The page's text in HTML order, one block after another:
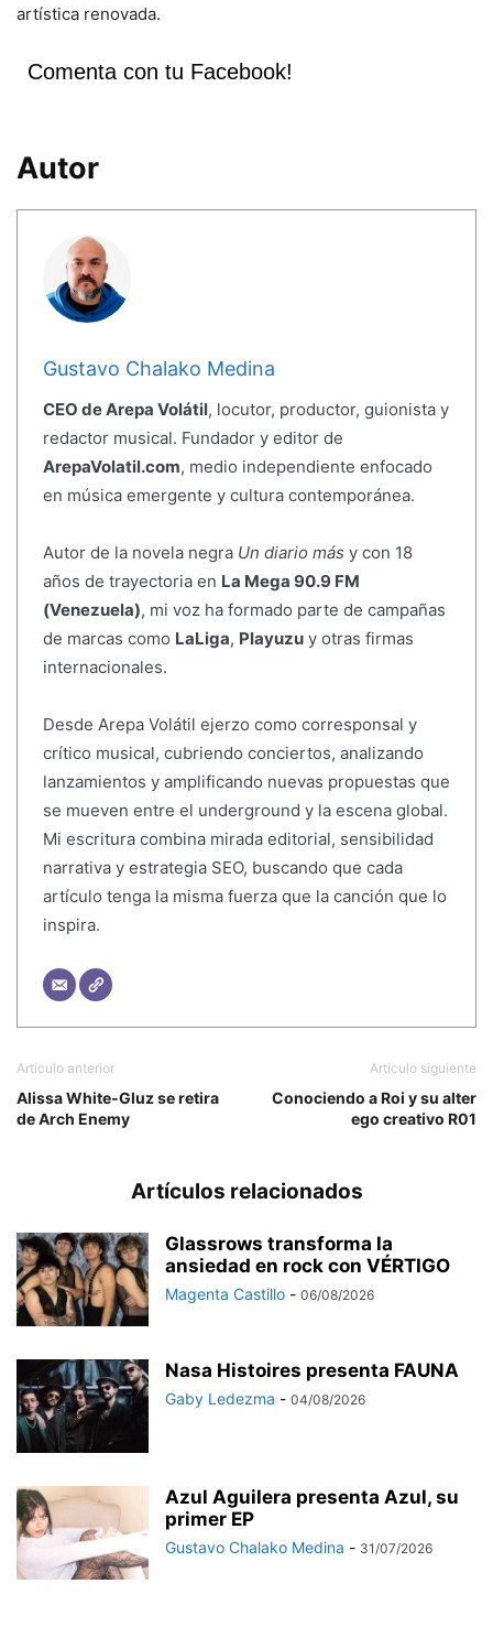
artística renovada.
Comenta con tu Facebook!
Autor
Gustavo Chalako Medina
CEO de Arepa Volátil, locutor, productor, guionista y
redactor musical. Fundador y editor de
ArepaVolatil.com, medio independiente enfocado
en música emergente y cultura contemporánea.
Autor de la novela negra Un diario más y con 18
años de trayectoria en La Mega 90.9 FM
(Venezuela), mi voz ha formado parte de campañas
de marcas como LaLiga, Playuzuy otras firmas
internacionales.
Desde Arepa Volátil ejerzo como corresponsal y
crítico musical, cubriendo conciertos, analizando
lanzamientos y amplificando nuevas propuestas que
se mueven entre el underground y la escena global.
Mi escritura combina mirada editorial, sensibilidad
narrativa y estrategia SEO, buscando que cada
artículo tenga la misma fuerza que la canción que lo
inspira.
Artículo anterior
Alissa White-Gluz se retira
de Arch Enemy
Artículo siguiente
Conociendo a Roi y su alter
ego creativo R01
Artículos relacionados
Glassrows transforma la
ansiedad en rock con VÉRTIGO
Magenta Castillo - 06/08/2026
Nasa Histoires presenta FAUNA
Gaby Ledezma - 04/08/2026
Azul Aguilera presenta Azul, su
primer EP
Gustavo Chalako Medina - 31/07/2026